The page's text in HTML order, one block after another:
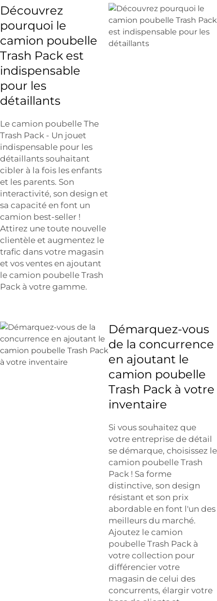
Découvrez
pourquoi le
camion poubelle
Trash Pack est
indispensable
pour les
détaillants
Le camion poubelle The
Trash Pack - Un jouet
indispensable pour les
détaillants souhaitant
cibler à la fois les enfants
et les parents. Son
interactivité, son design et
sa capacité en font un
camion best-seller !
Attirez une toute nouvelle
clientèle et augmentez le
trafic dans votre magasin
et vos ventes en ajoutant
le camion poubelle Trash
Pack à votre gamme.
Démarquez-vous
de la concurrence
en ajoutant le
camion poubelle
Trash Pack à votre
inventaire
Si vous souhaitez que
votre entreprise de détail
se démarque, choisissez le
camion poubelle Trash
Pack ! Sa forme
distinctive, son design
résistant et son prix
abordable en font l'un des
meilleurs du marché.
Ajoutez le camion
poubelle Trash Pack à
votre collection pour
différencier votre
magasin de celui des
concurrents, élargir votre